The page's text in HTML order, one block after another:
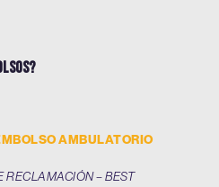
AMBULATORIO
RECLAMACIÓN – BEST